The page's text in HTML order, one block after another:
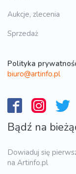
Aukcje, zlecenia
Sprzedaż
Polityka
biuro@artinfo.pl
Bądź na
Dowiaduj się
na Artinfo.pl